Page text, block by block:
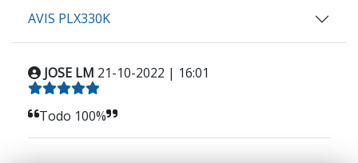
AVIS PLX330K
JOSE LM 21-10-2022 | 16:01
Todo 100%